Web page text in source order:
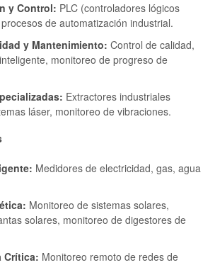
y Control: PLC (controladores lógicos
de automatización industrial.
y Mantenimiento: Control de calidad,
monitoreo de progreso de
Extractores industriales
láser, monitoreo de vibraciones.
Medidores de electricidad, gas, agua
Monitoreo de sistemas solares,
solares, monitoreo de digestores de
Crítica: Monitoreo remoto de redes de